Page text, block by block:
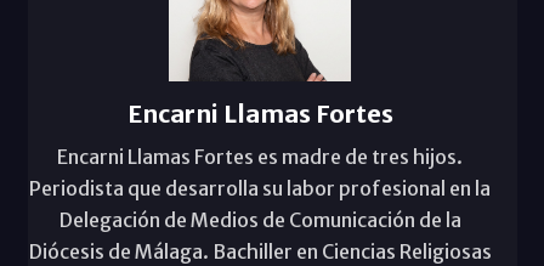
Encarni Llamas Fortes
Encarni Llamas Fortes es madre de tres hijos.
Periodista que desarrolla su labor profesional en la
Delegación de Medios de Comunicación de la
Diócesis de Málaga. Bachiller en Ciencias Religiosas